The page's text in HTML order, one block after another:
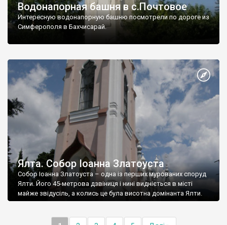
Водонапорная башня в с.Почтовое
Интересную водонапорную башню посмотрели по дороге из
Симферополя в Бахчисарай.
Ялта. Собор Іоанна Златоуста
Собор Іоанна Златоуста – одна із перших мурованих споруд
Ялти. Його 45-метрова дзвіниця і нині видніється в місті
майже звідусіль, а колись це була висотна домінанта Ялти.